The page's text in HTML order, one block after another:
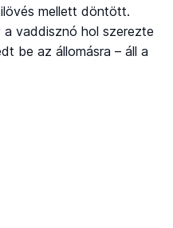
mellett döntött.
vaddisznó hol szerezte
be az állomásra – áll a